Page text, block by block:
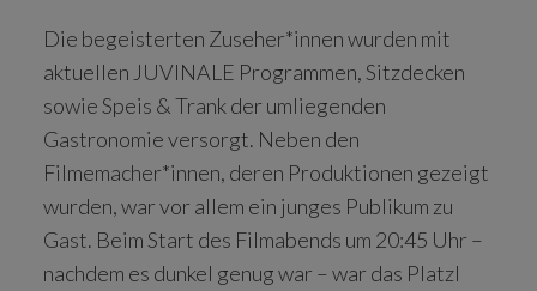
Die begeisterten Zuseher*innen wurden mit
aktuellen JUVINALE Programmen, Sitzdecken
sowie Speis & Trank der umliegenden
Gastronomie versorgt. Neben den
Filmemacher*innen, deren Produktionen gezeigt
wurden, war vor allem ein junges Publikum zu
Gast. Beim Start des Filmabends um 20:45 Uhr –
nachdem es dunkel genug war – war das Platzl